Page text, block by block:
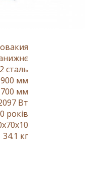
нижнє
сталь
900 мм
700 мм
Вт
років
34.1 кг